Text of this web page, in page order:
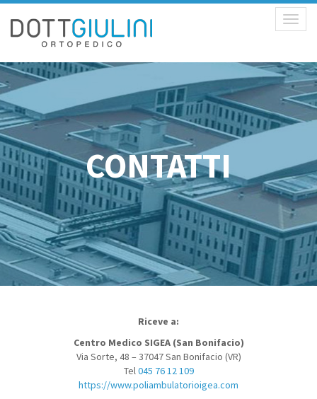
CONTATTI
Riceve a:
Centro Medico SIGEA (San Bonifacio)
Via Sorte, 48 – 37047 San Bonifacio (VR)
Tel045 76 12 109
https://www.poliambulatorioigea.com